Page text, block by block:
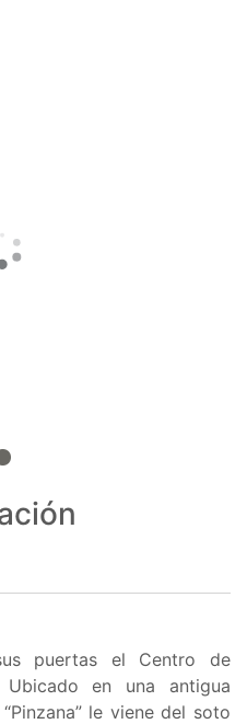
puertas el Centro de
en una antigua
le viene del soto